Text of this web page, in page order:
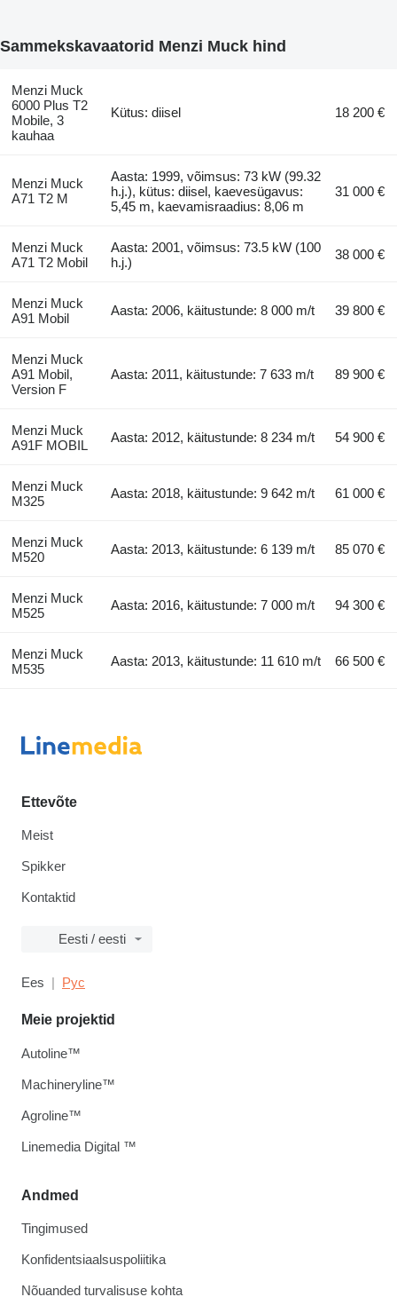
Sammekskavaatorid Menzi Muck hind
Menzi Muck
6000 Plus T2
Mobile, 3
kauhaa
Kütus: diisel 18 200 €
Menzi Muck
A71 T2 M
Aasta: 1999, võimsus: 73 kW (99.32
h.j.), kütus: diisel, kaevesügavus:
5,45 m, kaevamisraadius: 8,06 m
31 000 €
Menzi Muck
A71 T2 Mobil
Aasta: 2001, võimsus: 73.5 kW (100
h.j.)
38 000 €
Menzi Muck
A91 Mobil
Aasta: 2006, käitustunde: 8 000 m/t 39 800 €
Menzi Muck
A91 Mobil,
Version F
Aasta: 2011, käitustunde: 7 633 m/t 89 900 €
Menzi Muck
A91F MOBIL
Aasta: 2012, käitustunde: 8 234 m/t 54 900 €
Menzi Muck
M325
Aasta: 2018, käitustunde: 9 642 m/t 61 000 €
Menzi Muck
M520
Aasta: 2013, käitustunde: 6 139 m/t 85 070 €
Menzi Muck
M525
Aasta: 2016, käitustunde: 7 000 m/t 94 300 €
Menzi Muck
M535
Aasta: 2013, käitustunde: 11 610 m/t 66 500 €
Ettevõte
Meist
Spikker
Kontaktid
Eesti / eesti
Ees Рус
Andmed
Tingimused
Konfidentsiaalsuspoliitika
Nõuanded turvalisuse kohta
Meie projektid
Autoline™
Machineryline™
Agroline™
Linemedia Digital ™